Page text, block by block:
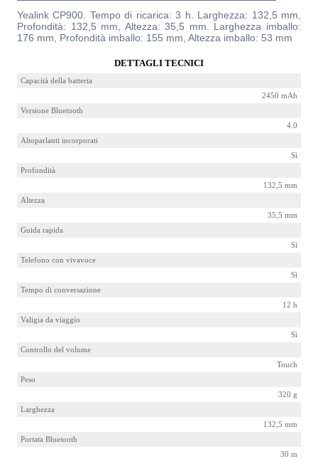
Yealink CP900. Tempo di ricarica: 3 h. Larghezza: 132,5 mm,
Profondità: 132,5 mm, Altezza: 35,5 mm. Larghezza imballo:
176 mm, Profondità imballo: 155 mm, Altezza imballo: 53 mm
DETTAGLI TECNICI
Capacità della batteria
2450 mAh
Versione Bluetooth
4.0
Altoparlanti incorporati
Sì
Profondità
132,5 mm
Altezza
35,5 mm
Guida rapida
Sì
Telefono con vivavoce
Sì
Tempo di conversazione
12 h
Valigia da viaggio
Sì
Controllo del volume
Touch
Peso
320 g
Larghezza
132,5 mm
Portata Bluetooth
30 m